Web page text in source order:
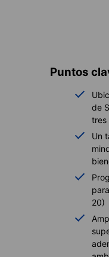
Puntos
de
tres
Un
20)